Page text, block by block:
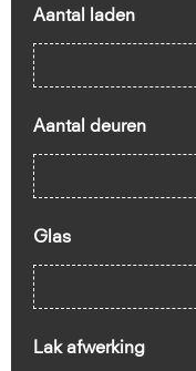
Aantal laden
Aantal deuren
Glas
Lak afwerking